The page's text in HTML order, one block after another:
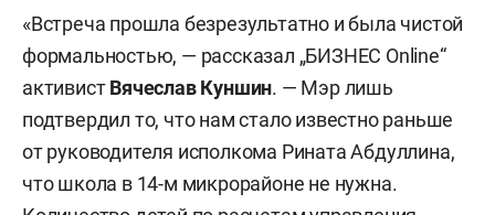
«Встреча прошла безрезультатно и была чистой
формальностью, — рассказал „БИЗНЕС Online“
активистВячеслав Куншин. — Мэр лишь
подтвердил то, что нам стало известно раньше
от руководителя исполкома Рината Абдуллина,
что школа в 14-м микрорайоне не нужна.